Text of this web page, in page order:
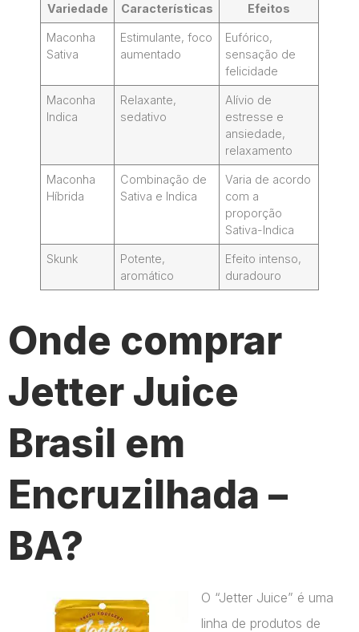
Variedade Características Efeitos
Maconha
Sativa
Estimulante, foco
aumentado
Eufórico,
sensação de
felicidade
Maconha
Indica
Relaxante,
sedativo
Alívio de
estresse e
ansiedade,
relaxamento
Maconha
Híbrida
Combinação de
Sativa e Indica
Varia de acordo
com a
proporção
Sativa-Indica
Skunk
Potente,
aromático
Efeito intenso,
duradouro
Onde comprar
Jetter Juice
Brasil em
Encruzilhada –
BA?
O “Jetter Juice” é uma
linha de produtos de